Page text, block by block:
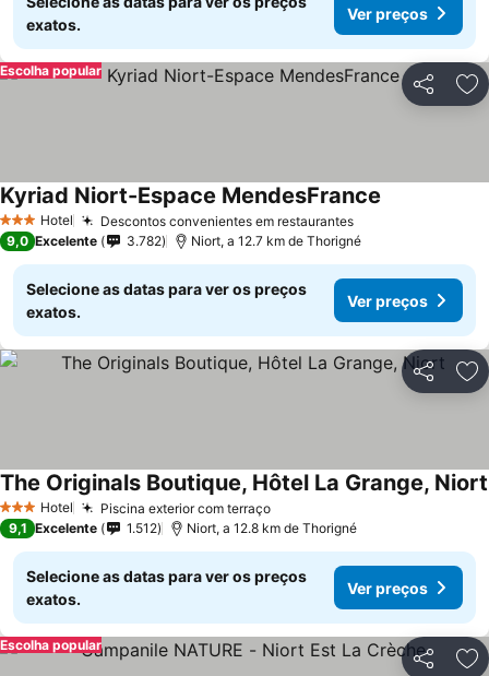
exatos.
Ver preços
Partilhar
Escolha popular
3 EstrelasHotel Descontos convenientes em restaurantes
Kyriad Niort-Espace MendesFrance
9,0 Excelente 3.782 Niort, a 12.7 km de Thorigné
Selecione as datas para ver os preços
exatos.
Ver preços
Partilhar
3 EstrelasHotel Piscina exterior com terraço
The Originals Boutique, Hôtel La Grange, Niort
9,1 Excelente 1.512 Niort, a 12.8 km de Thorigné
Selecione as datas para ver os preços
exatos.
Ver preços
Partilhar
Escolha popular